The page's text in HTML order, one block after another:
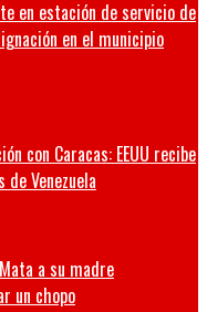
en estación de servicio de
en el municipio
con Caracas: EEUU recibe
Venezuela
a su madre
un chopo